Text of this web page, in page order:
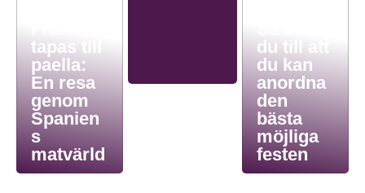
tapas till
paella:
En resa
genom
Spanien
s
matvärld
du till att
du kan
anordna
den
bästa
möjliga
festen